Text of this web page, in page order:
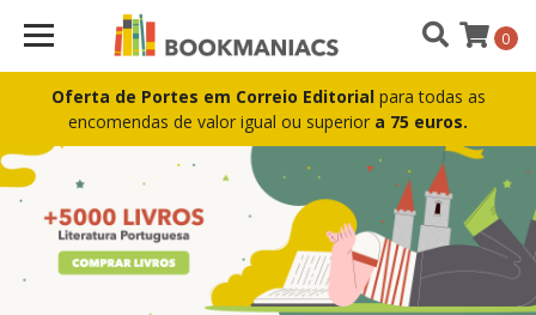
Oferta de Portes em Correio Editorial para todas as
encomendas de valor igual ou superior a 75 euros.
Bookmaniacs 0